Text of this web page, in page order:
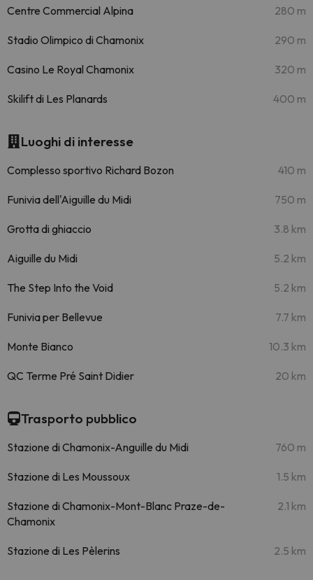
Centre Commercial Alpina 280 m
Stadio Olimpico di Chamonix 290 m
Casino Le Royal Chamonix 320 m
Skilift di Les Planards 400 m
Luoghi di interesse
Complesso sportivo Richard Bozon 410 m
Funivia dell'Aiguille du Midi 750 m
Grotta di ghiaccio 3.8 km
Aiguille du Midi 5.2 km
The Step Into the Void 5.2 km
Funivia per Bellevue 7.7 km
Monte Bianco 10.3 km
QC Terme Pré Saint Didier 20 km
Trasporto pubblico
Stazione di Chamonix-Anguille du Midi 760 m
Stazione di Les Moussoux 1.5 km
Stazione di Chamonix-Mont-Blanc Praze-de-
Chamonix
2.1 km
Stazione di Les Pèlerins 2.5 km